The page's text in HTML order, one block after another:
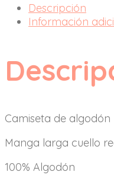
Descripción
Información
Camiseta de algodón
Manga larga cuello
100% Algodón